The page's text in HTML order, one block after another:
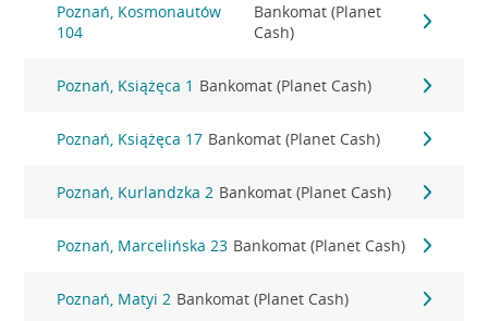
Poznań, Kosmonautów
104
Bankomat (Planet
Cash)
Poznań, Książęca 1 Bankomat (Planet Cash)
Poznań, Książęca 17 Bankomat (Planet Cash)
Poznań, Kurlandzka 2 Bankomat (Planet Cash)
Poznań, Marcelińska 23 Bankomat (Planet Cash)
Poznań, Matyi 2 Bankomat (Planet Cash)